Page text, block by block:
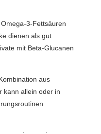
3-Fettsäuren
dienen als gut
mit Beta-Glucanen
aus
kann allein oder in